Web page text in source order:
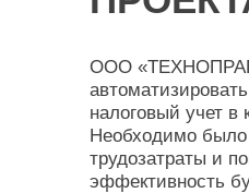
ООО
налоговый учет в
Необходимо было
трудозатраты и
эффективность